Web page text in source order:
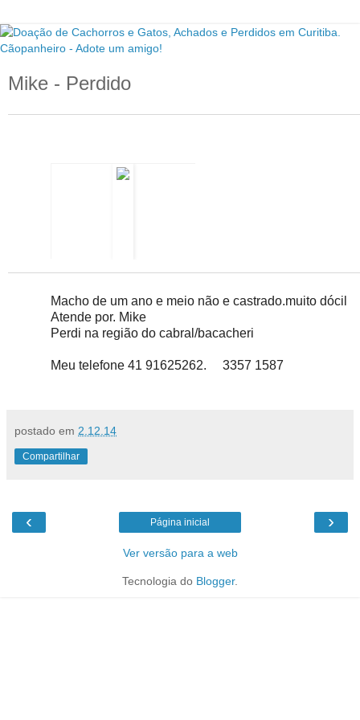
Mike - Perdido
WP_20141008_09_02_21_Pro.jpg
Macho de um ano e meio não e castrado.muito dócil
Atende por. Mike
Perdi na região do cabral/bacacheri
Meu telefone 41 91625262. 3357 1587
postado em 2.12.14
Compartilhar
‹ ›
Página inicial
Ver versão para a web
Tecnologia do Blogger.